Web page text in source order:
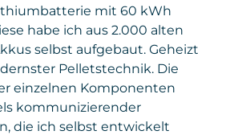
mit 60 kWh
habe ich aus 2.000 alten
selbst aufgebaut. Geheizt
Pelletstechnik. Die
einzelnen Komponenten
kommunizierender
die ich selbst entwickelt